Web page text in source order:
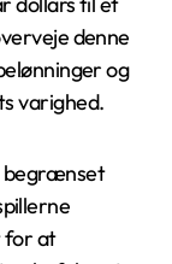
denne
og
varighed.
begrænset
for at